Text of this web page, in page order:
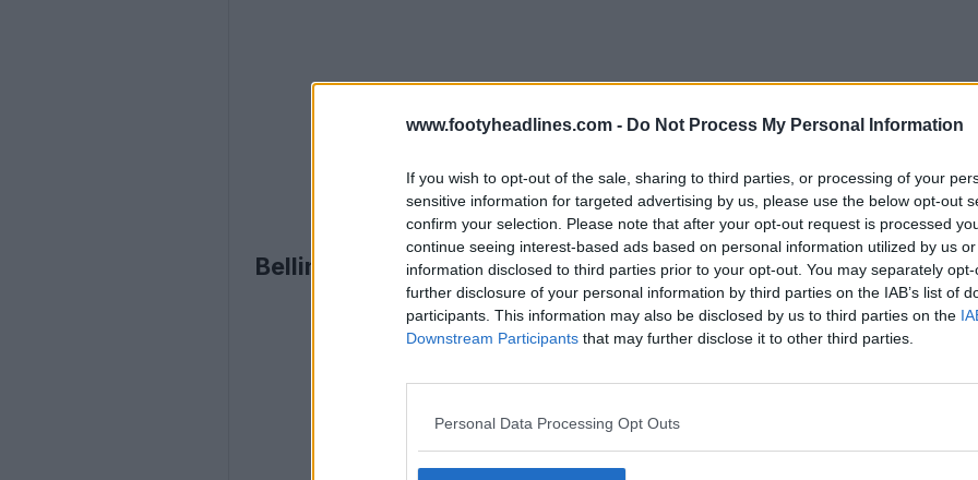
www.footyheadlines.com - Do Not Process My Personal Information
If you wish to opt-out of the sale, sharing to third parties, or processing of your
sensitive information for targeted advertising by us, please use the below opt-out
confirm your selection. Please note that after your opt-out request is processed
continue seeing interest-based ads based on personal information utilized by us
information disclosed to third parties prior to your opt-out. You may separately
further disclosure of your personal information by third parties on the IAB’s list of
participants. This information may also be disclosed by us to third parties on the
Downstream Participants that may further disclose it to other third parties.
Personal Data Processing Opt Outs
Bellingham já usou 7 cores diferentes da Predator 2024